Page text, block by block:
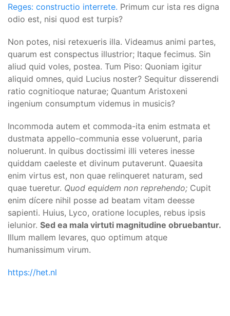
Reges: constructio interrete. Primum cur ista res digna
odio est, nisi quod est turpis?
Non potes, nisi retexueris illa. Videamus animi partes,
quarum est conspectus illustrior; Itaque fecimus. Sin
aliud quid voles, postea. Tum Piso: Quoniam igitur
aliquid omnes, quid Lucius noster? Sequitur disserendi
ratio cognitioque naturae; Quantum Aristoxeni
ingenium consumptum videmus in musicis?
Incommoda autem et commoda-ita enim estmata et
dustmata appello-communia esse voluerunt, paria
noluerunt. In quibus doctissimi illi veteres inesse
quiddam caeleste et divinum putaverunt. Quaesita
enim virtus est, non quae relinqueret naturam, sed
quae tueretur. Quod equidem non reprehendo; Cupit
enim dícere nihil posse ad beatam vitam deesse
sapienti. Huius, Lyco, oratione locuples, rebus ipsis
ielunior. Sed ea mala virtuti magnitudine obruebantur.
Illum mallem levares, quo optimum atque
humanissimum virum.
https://het.nl